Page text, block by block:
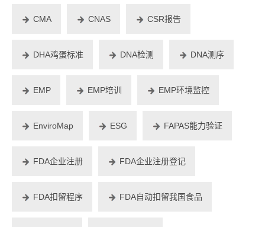
CMA CNAS CSR报告
DHA鸡蛋标准 DNA检测 DNA测序
EMP EMP培训 EMP环境监控
EnviroMap ESG FAPAS能力验证
FDA企业注册 FDA企业注册登记
FDA扣留程序 FDA自动扣留我国食品